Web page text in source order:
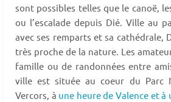
sont possibles telles que le canoë,
ou l’escalade depuis Dié. Ville au
avec ses remparts et sa cathédrale,
très proche de la nature. Les
famille ou de randonnées entre
ville est située au coeur du Parc
Vercors, à une heure de Valence et